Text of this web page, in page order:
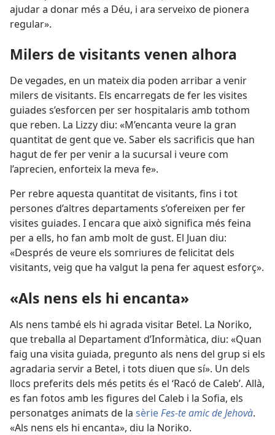
ajudar a donar més a Déu, i ara serveixo de pionera
regular».
Milers de visitants venen alhora
De vegades, en un mateix dia poden arribar a venir
milers de visitants. Els encarregats de fer les visites
guiades s’esforcen per ser hospitalaris amb tothom
que reben. La Lizzy diu: «M’encanta veure la gran
quantitat de gent que ve. Saber els sacrificis que han
hagut de fer per venir a la sucursal i veure com
l’aprecien, enforteix la meva fe».
Per rebre aquesta quantitat de visitants, fins i tot
persones d’altres departaments s’ofereixen per fer
visites guiades. I encara que això significa més feina
per a ells, ho fan amb molt de gust. El Juan diu:
«Després de veure els somriures de felicitat dels
visitants, veig que ha valgut la pena fer aquest esforç».
«Als nens els hi encanta»
Als nens també els hi agrada visitar Betel. La Noriko,
que treballa al Departament d’Informàtica, diu: «Quan
faig una visita guiada, pregunto als nens del grup si els
agradaria servir a Betel, i tots diuen que sí». Un dels
llocs preferits dels més petits és el ‘Racó de Caleb’. Allà,
es fan fotos amb les figures del Caleb i la Sofia, els
personatges animats de la sèrieFes-te amic de Jehovà.
«Als nens els hi encanta», diu la Noriko.